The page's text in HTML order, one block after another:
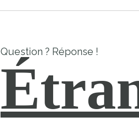
Question ? Réponse !